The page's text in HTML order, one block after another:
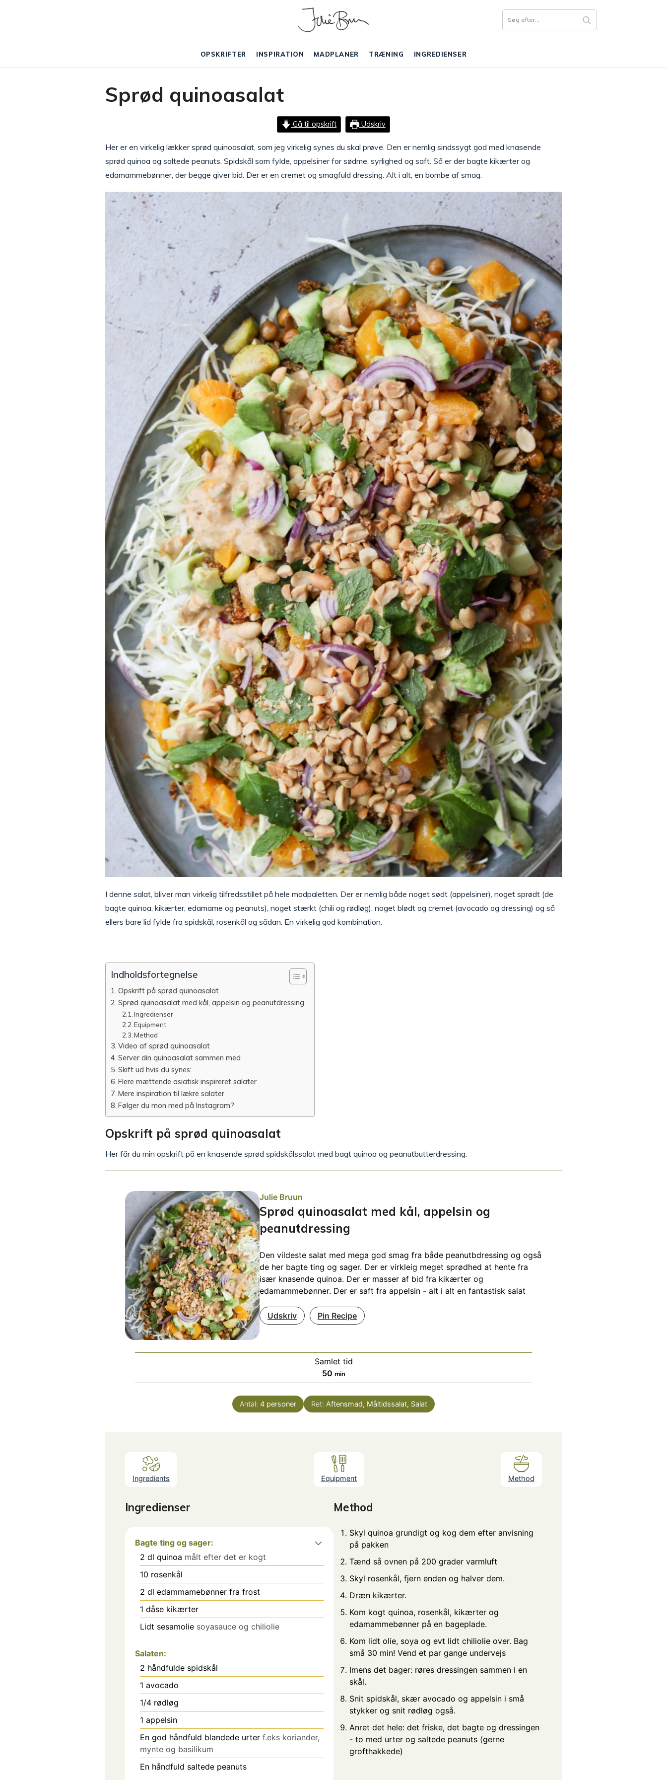
OPSKRIFTER INSPIRATION MADPLANER TRÆNING INGREDIENSER
Sprød quinoasalat
Gå til opskrift Udskriv
Her er en virkelig lækker sprød quinoasalat, som jeg virkelig synes du skal prøve. Den er nemlig sindssygt god med knasende
sprød quinoa og saltede peanuts. Spidskål som fylde, appelsiner for sødme, syrlighed og saft. Så er der bagte kikærter og
edamammebønner, der begge giver bid. Der er en cremet og smagfuld dressing. Alt i alt, en bombe af smag.
I denne salat, bliver man virkelig tilfredsstillet på hele madpaletten. Der er nemlig både noget sødt (appelsiner), noget sprødt (de
bagte quinoa, kikærter, edamame og peanuts), noget stærkt (chili og rødløg), noget blødt og cremet (avocado og dressing) og så
ellers bare lid fylde fra spidskål, rosenkål og sådan. En virkelig god kombination.
Indholdsfortegnelse
Opskrift på sprød quinoasalat
Sprød quinoasalat med kål, appelsin og peanutdressing
Ingredienser
Equipment
Method
Video af sprød quinoasalat
Server din quinoasalat sammen med
Skift ud hvis du synes:
Flere mættende asiatisk inspireret salater
Mere inspiration til lækre salater
Følger du mon med på Instagram?
Opskrift på sprød quinoasalat
Her får du min opskrift på en knasende sprød spidskålssalat med bagt quinoa og peanutbutterdressing.
Julie Bruun
Sprød quinoasalat med kål, appelsin og
peanutdressing
Den vildeste salat med mega god smag fra både peanutbdressing og også
de her bagte ting og sager. Der er virkleig meget sprødhed at hente fra
især knasende quinoa. Der er masser af bid fra kikærter og
edamammebønner. Der er saft fra appelsin - alt i alt en fantastisk salat
Udskriv Pin Recipe
Samlet tid
50minutter
min
Antal: 4 personer Ret: Aftensmad, Måltidssalat, Salat
Ingredients Equipment Method
Ingredienser
Bagte ting og sager:
2 dl quinoa målt efter det er kogt
10 rosenkål
2 dl edammamebønner fra frost
1 dåse kikærter
Lidt sesamolie soyasauce og chiliolie
Salaten:
2 håndfulde spidskål
1 avocado
1/4 rødløg
1 appelsin
En god håndfuld blandede urter f.eks koriander,
mynte og basilikum
En håndfuld saltede peanuts
Method
Skyl quinoa grundigt og kog dem efter anvisning
på pakken
Tænd så ovnen på 200 grader varmluft
Skyl rosenkål, fjern enden og halver dem.
Dræn kikærter.
Kom kogt quinoa, rosenkål, kikærter og
edamammebønner på en bageplade.
Kom lidt olie, soya og evt lidt chiliolie over. Bag
små 30 min! Vend et par gange undervejs
Imens det bager: røres dressingen sammen i en
skål.
Snit spidskål, skær avocado og appelsin i små
stykker og snit rødløg også.
Anret det hele: det friske, det bagte og dressingen
- to med urter og saltede peanuts (gerne
grofthakkede)